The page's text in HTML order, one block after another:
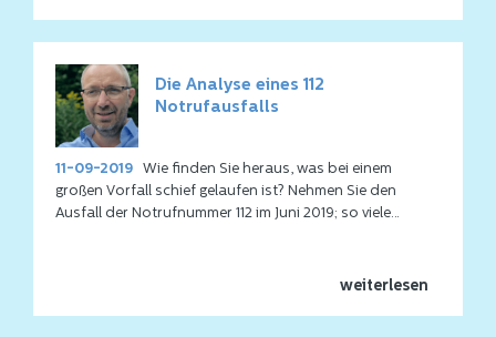
Die Analyse eines 112
Notrufausfalls
11-09-2019
Wie finden Sie heraus, was bei einem
großen Vorfall schief gelaufen ist? Nehmen Sie den
Ausfall der Notrufnummer 112 im Juni 2019; so viele
die Herausforderung mit Begeisterung an und half KPN
weiterlesen